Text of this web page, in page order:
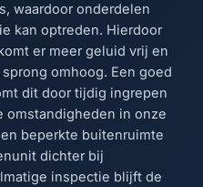
waardoor onderdelen
kan optreden. Hierdoor
er meer geluid vrij en
omhoog. Een goed
dit door tijdig ingrepen
in onze
beperkte buitenruimte
dichter bij
inspectie blijft de